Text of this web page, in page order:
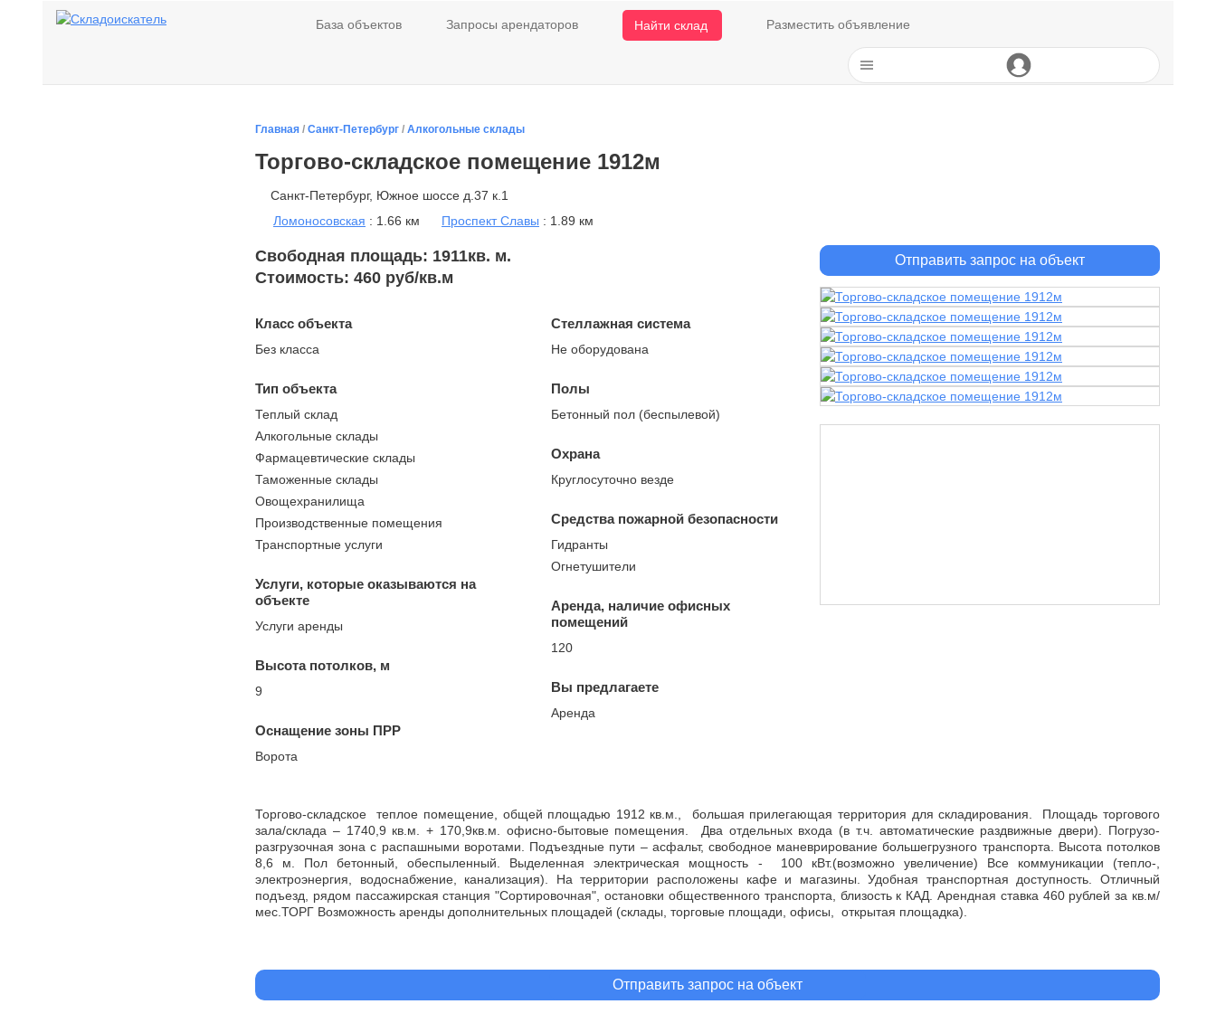
База объектов Запросы арендаторов Найти склад Разместить объявление
Главная / Санкт-Петербург / Алкогольные склады
Торгово-складское помещение 1912м
Санкт-Петербург, Южное шоссе д.37 к.1
Ломоносовская : 1.66 км Проспект Славы : 1.89 км
Отправить запрос на объект
Свободная площадь: 1911кв. м.
Стоимость: 460 руб/кв.м
Класс объекта
Без класса
Тип объекта
Теплый склад
Алкогольные склады
Фармацевтические склады
Таможенные склады
Овощехранилища
Производственные помещения
Транспортные услуги
Услуги, которые оказываются на
объекте
Услуги аренды
Высота потолков, м
9
Оснащение зоны ПРР
Ворота
Стеллажная система
Не оборудована
Полы
Бетонный пол (беспылевой)
Охрана
Круглосуточно везде
Средства пожарной безопасности
Гидранты
Огнетушители
Аренда, наличие офисных
помещений
120
Вы предлагаете
Аренда
Торгово-складское теплое помещение, общей площадью 1912 кв.м., большая прилегающая территория для складирования. Площадь торгового
зала/склада – 1740,9 кв.м. + 170,9кв.м. офисно-бытовые помещения. Два отдельных входа (в т.ч. автоматические раздвижные двери). Погрузо-
разгрузочная зона с распашными воротами. Подъездные пути – асфальт, свободное маневрирование большегрузного транспорта. Высота потолков
8,6 м. Пол бетонный, обеспыленный. Выделенная электрическая мощность - 100 кВт.(возможно увеличение) Все коммуникации (тепло-,
электроэнергия, водоснабжение, канализация). На территории расположены кафе и магазины. Удобная транспортная доступность. Отличный
подъезд, рядом пассажирская станция "Сортировочная", остановки общественного транспорта, близость к КАД. Арендная ставка 460 рублей за кв.м/
мес.ТОРГ Возможность аренды дополнительных площадей (склады, торговые площади, офисы, открытая площадка).
Отправить запрос на объект